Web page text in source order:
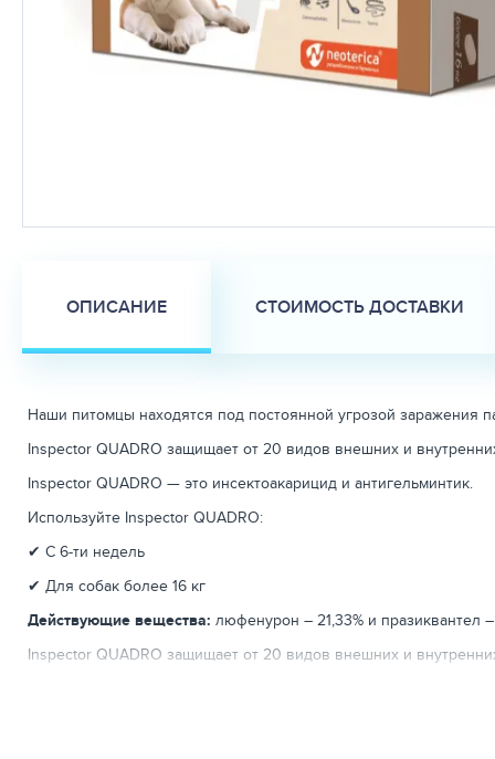
ОПИСАНИЕ СТОИМОСТЬ ДОСТАВКИ
Наши питомцы находятся под постоянной угрозой заражения
Inspector QUADRO защищает от 20 видов внешних и
Inspector QUADRO — это инсектоакарицид и антигельминтик.
Используйте Inspector QUADRO:
✔ С 6-ти недель
✔ Для собак более 16 кг
Действующие вещества: люфенурон – 21,33% и празиквантел
Inspector QUADRO защищает от 20 видов внешних и